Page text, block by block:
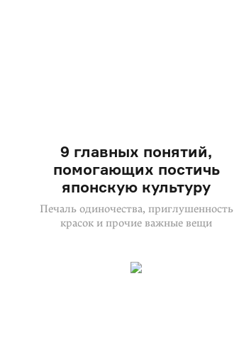
9 главных понятий,
помогающих постичь
японскую культуру
Печаль одиночества, приглушенность
красок и прочие важные вещи